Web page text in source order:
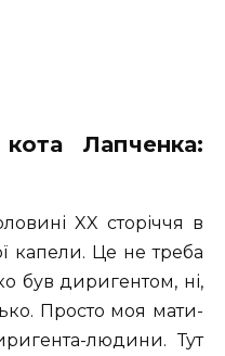
Лапченка:
XX сторіччя в
капели. Це не треба
був диригентом, ні,
Просто моя мати-
людини. Тут